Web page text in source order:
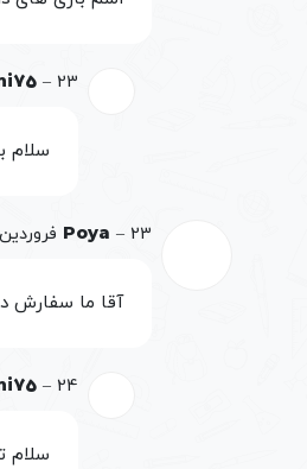
– 23 فروردین, 1401
سلام
Poya – 23 فروردین, 1401
آقا ما سفارش
– 24 فروردین, 1401
سلام تهران 24 ساعت ارسال می شود و شهر